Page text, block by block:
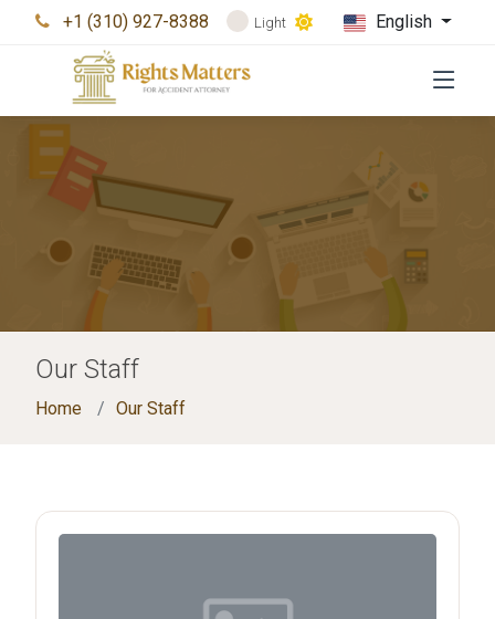
+1 (310) 927-8388 Light English
Our Staff
Home Our Staff